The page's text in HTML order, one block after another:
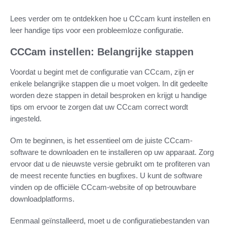
Lees verder om te ontdekken hoe u CCcam kunt instellen en
leer handige tips voor een probleemloze configuratie.
CCCam instellen: Belangrijke stappen
Voordat u begint met de configuratie van CCcam, zijn er
enkele belangrijke stappen die u moet volgen. In dit gedeelte
worden deze stappen in detail besproken en krijgt u handige
tips om ervoor te zorgen dat uw CCcam correct wordt
ingesteld.
Om te beginnen, is het essentieel om de juiste CCcam-
software te downloaden en te installeren op uw apparaat. Zorg
ervoor dat u de nieuwste versie gebruikt om te profiteren van
de meest recente functies en bugfixes. U kunt de software
vinden op de officiële CCcam-website of op betrouwbare
downloadplatforms.
Eenmaal geïnstalleerd, moet u de configuratiebestanden van